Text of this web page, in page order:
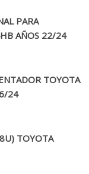
PARA
AÑOS 22/24
TOYOTA
24
TOYOTA